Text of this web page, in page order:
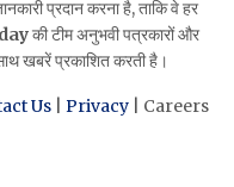
प्रदान करना है, ताकि वे हर
की टीम अनुभवी पत्रकारों और
साथ खबरें प्रकाशित करती है।
Us Privacy | Careers